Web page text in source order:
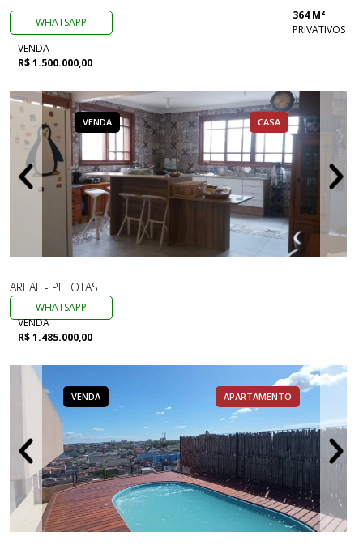
WHATSAPP
364 M²
PRIVATIVOS
VENDA
R$ 1.500.000,00
VENDA CASA
AREAL - PELOTAS
WHATSAPP
VENDA
R$ 1.485.000,00
VENDA APARTAMENTO